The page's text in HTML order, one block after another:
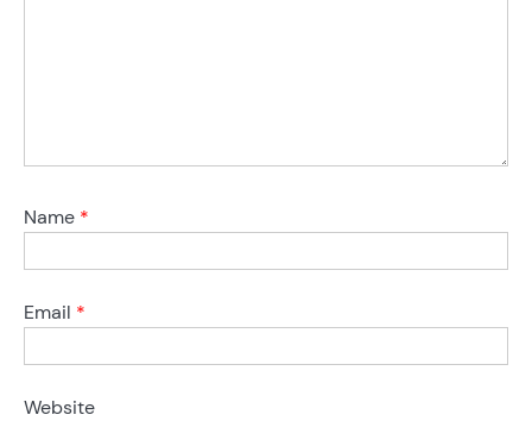
Name *
Email *
Website